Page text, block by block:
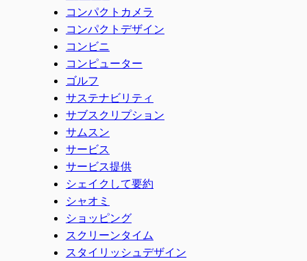
コンパクトカメラ
コンパクトデザイン
コンビニ
コンピューター
ゴルフ
サステナビリティ
サブスクリプション
サムスン
サービス
サービス提供
シェイクして要約
シャオミ
ショッピング
スクリーンタイム
スタイリッシュデザイン